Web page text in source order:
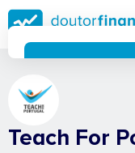
Saltar
para
conteúdo
principal
Teach For
possível enquanto
personalizar
Respeitamos a sua
recolhemos,
pessoais através de
Os cookies utilizados